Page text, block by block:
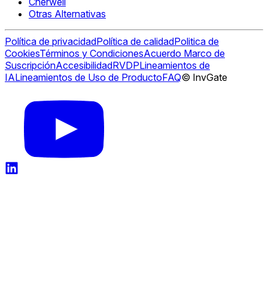
Otras Alternativas
Política de privacidadPolítica de calidadPolitica de
CookiesTérminos y CondicionesAcuerdo Marco de
SuscripciónAccesibilidadRVDPLineamientos de
IALineamientos de Uso de ProductoFAQ© InvGate